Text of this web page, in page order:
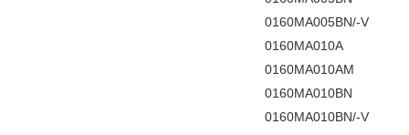
0160MA005BN/-V
0160MA010A
0160MA010AM
0160MA010BN
0160MA010BN/-V